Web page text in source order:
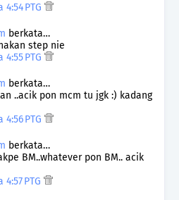
PTG
berkata…
step nie
PTG
berkata…
..acik pon mcm tu jgk :) kadang
PTG
berkata…
BM..whatever pon BM.. acik
PTG